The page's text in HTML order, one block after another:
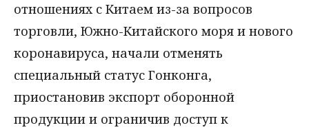
отношениях с Китаем из-за вопросов
торговли, Южно-Китайского моря и нового
коронавируса, начали отменять
специальный статус Гонконга,
приостановив экспорт оборонной
продукции и ограничив доступ к